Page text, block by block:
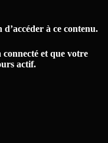
d’accéder à ce contenu.
et que votre
actif.